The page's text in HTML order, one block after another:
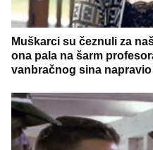
Muškarci su čeznuli za
ona pala na šarm
vanbračnog sina